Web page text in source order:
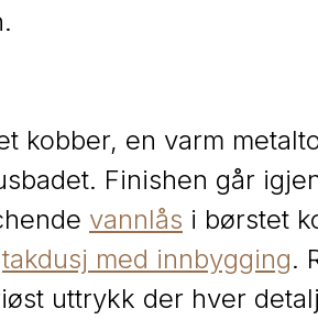
kobber, en varm
Finishen går
vannlås i børstet
takdusj med innbygging.
uttrykk der hver